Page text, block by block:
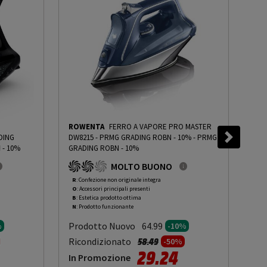
- 10%
da
ROWENTA FERRO A VAPORE PRO MASTER
DW8215 - PRMG GRADING ROBN - 10%- PRMG
GRADING ROBN - 10%
MOLTO BUONO
R: Confezione non originale integra
O: Accessori principali presenti
B: Estetica prodotto ottima
N: Prodotto funzionante
Prodotto Nuovo 64.99 -10%
Ricondizionato Prezzo ridotto da
58.49a-50%
In Promozione 29.24